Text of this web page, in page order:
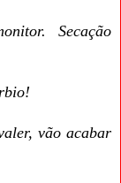
Secação
vão acabar